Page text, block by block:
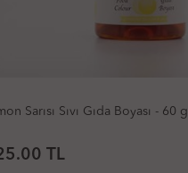
Siyah Sıvı Gıda Boyası - 60 gr
25.00 TL